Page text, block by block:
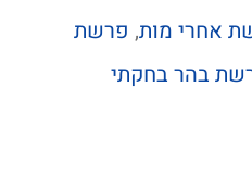
אחרי מות, פרשת
בהר בחקתי